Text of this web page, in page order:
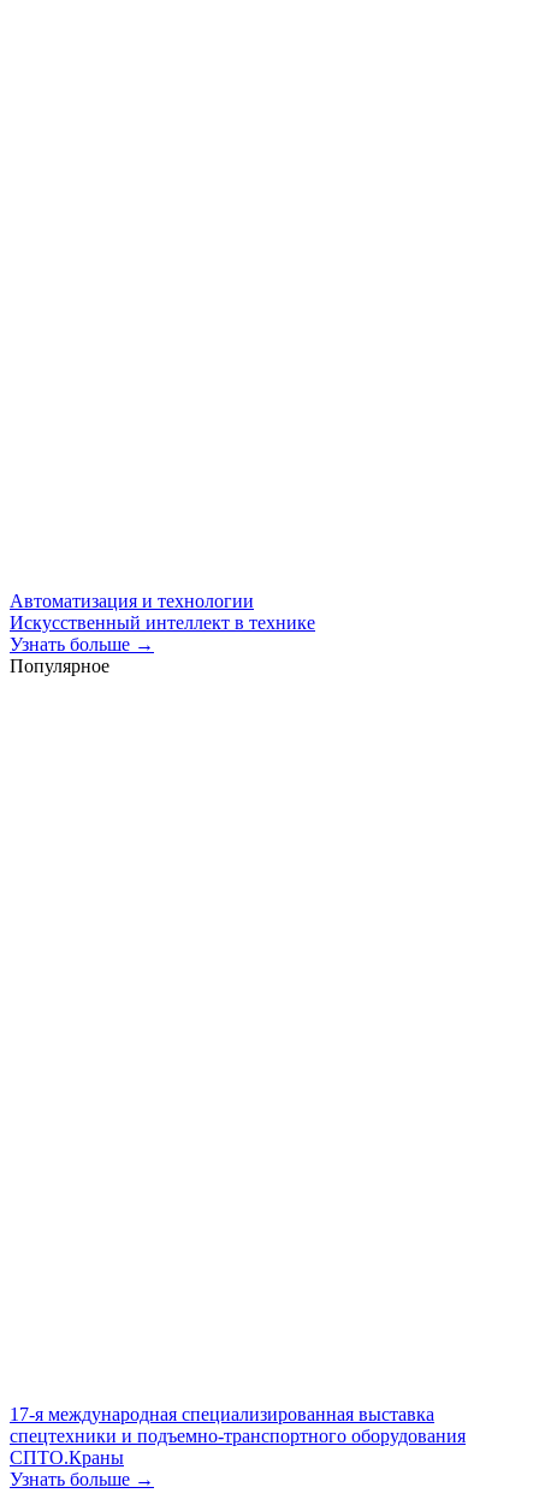
Автоматизация и технологии
Искусственный интеллект в технике
Узнать больше →
Популярное
17-я международная специализированная выставка
спецтехники и подъемно-транспортного оборудования
СПТО.Краны
Узнать больше →